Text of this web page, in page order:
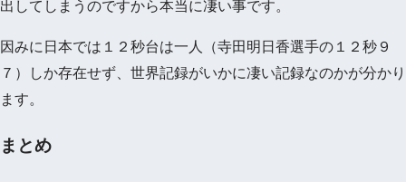
出してしまうのですから本当に凄い事です。
因みに日本では１２秒台は一人（寺田明日香選手の１２秒９
７）しか存在せず、世界記録がいかに凄い記録なのかが分かり
ます。
まとめ